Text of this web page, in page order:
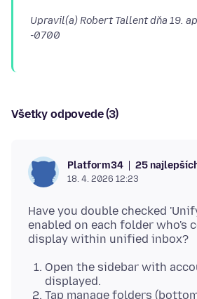
Upravil(a) Robert Tallent dňa 19.
-0700
Všetky odpovede (3)
Platform34 25
18. 4. 2026 12:23
Have you double checked
enabled on each folder who's
Open the sidebar with
displayed.
Tap manage folders